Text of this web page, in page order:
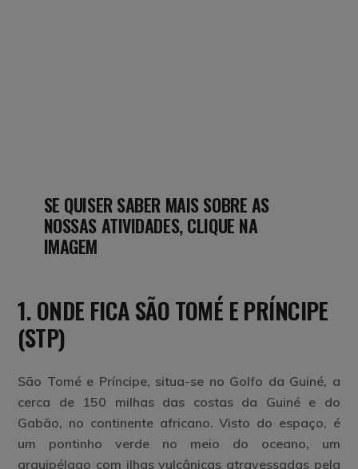
SE QUISER SABER MAIS SOBRE AS
NOSSAS ATIVIDADES, CLIQUE NA
IMAGEM
1. ONDE FICA SÃO TOMÉ E PRÍNCIPE
(STP)
São Tomé e Príncipe, situa-se no Golfo da Guiné, a
cerca de 150 milhas das costas da Guiné e do
Gabão, no continente africano. Visto do espaço, é
um pontinho verde no meio do oceano, um
arquipélago com ilhas vulcânicas atravessadas pela